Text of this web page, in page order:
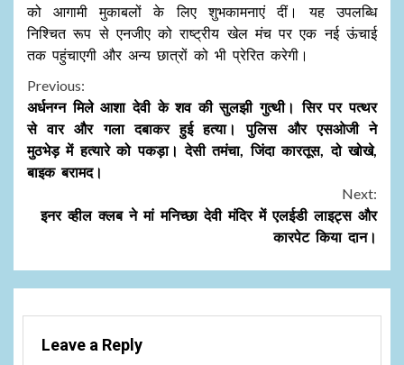
को आगामी मुकाबलों के लिए शुभकामनाएं दीं। यह उपलब्धि
निश्चित रूप से एनजीए को राष्ट्रीय खेल मंच पर एक नई ऊंचाई
तक पहुंचाएगी और अन्य छात्रों को भी प्रेरित करेगी।
Continue
Reading
Previous:
अर्धनग्न मिले आशा देवी के शव की सुलझी गुत्थी। सिर पर पत्थर
से वार और गला दबाकर हुई हत्या। पुलिस और एसओजी ने
मुठभेड़ में हत्यारे को पकड़ा। देसी तमंचा, जिंदा कारतूस, दो खोखे,
बाइक बरामद।
Next:
इनर व्हील क्लब ने मां मनिच्छा देवी मंदिर में एलईडी लाइट्स और
कारपेट किया दान।
Leave a Reply